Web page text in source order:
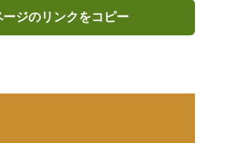
ージのリンクをコピー